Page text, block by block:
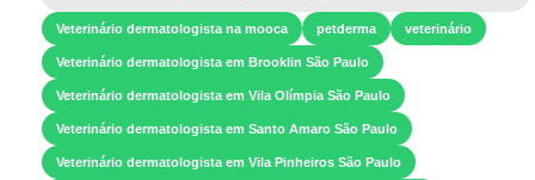
Veterinário dermatologista na mooca petderma veterinário
Veterinário dermatologista em Brooklin São Paulo
Veterinário dermatologista em Vila Olímpia São Paulo
Veterinário dermatologista em Santo Amaro São Paulo
Veterinário dermatologista em Vila Pinheiros São Paulo